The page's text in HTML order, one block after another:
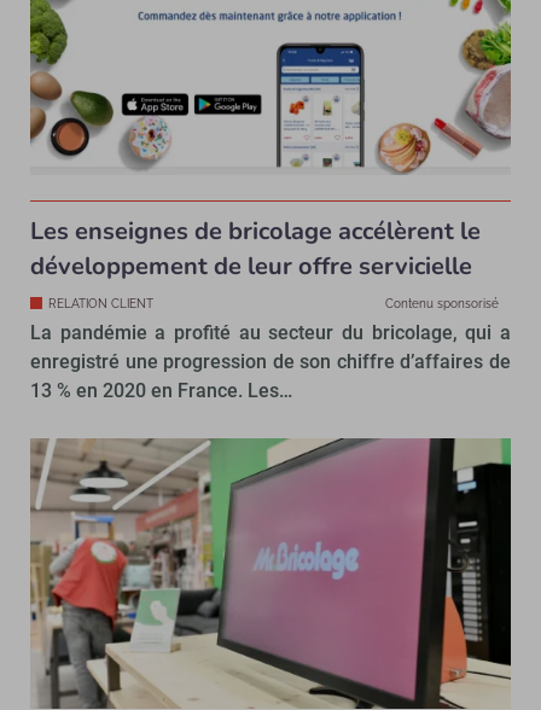
Les enseignes de bricolage accélèrent le
développement de leur offre servicielle
RELATION CLIENT Contenu sponsorisé
La pandémie a profité au secteur du bricolage, qui a
enregistré une progression de son chiffre d’affaires de
13 % en 2020 en France. Les…